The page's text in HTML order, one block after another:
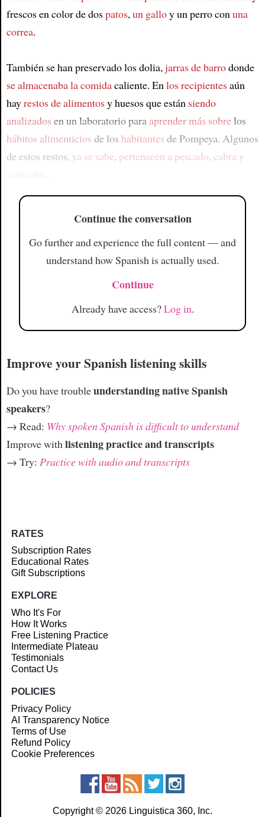
frescos en color de dospatos, un galloy un perro con una
correa.
También se han preservado los dolia, jarras de barrodonde
se almacenaba la comidacaliente. En los recipientesaún
hayrestos de alimentosy huesos que están siendo
analizados en un laboratorio para aprender más sobrelos
hábitos alimenticios de los habitantes de Pompeya. Algunos
de estos restos, ya se sabe, pertenecen a pescado, cabra y
caracoles
Continue the conversation
Go further and experience the full content — and
understand how Spanish is actually used.
Continue
Already have access?Log in.
Improve your Spanish listening skills
Do you have troubleunderstanding native Spanish
speakers?
→ Read: Why spoken Spanish is difficult to understand
Improve withlistening practice and transcripts
→ Try: Practice with audio and transcripts
RATES
Subscription Rates
Educational Rates
Gift Subscriptions
EXPLORE
Who It's For
How It Works
Free Listening Practice
Intermediate Plateau
Testimonials
Contact Us
POLICIES
Privacy Policy
AI Transparency Notice
Terms of Use
Refund Policy
Cookie Preferences
Copyright © 2026 Linguistica 360, Inc.